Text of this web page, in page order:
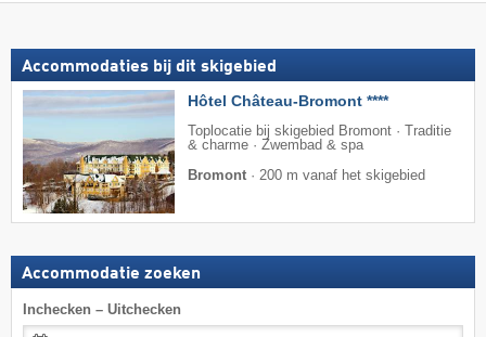
Accommodaties bij dit skigebied
Hôtel Château-Bromont ****
Toplocatie bij skigebied Bromont · Traditie
& charme · Zwembad & spa
Bromont · 200 m vanaf het skigebied
Accommodatie zoeken
Inchecken – Uitchecken